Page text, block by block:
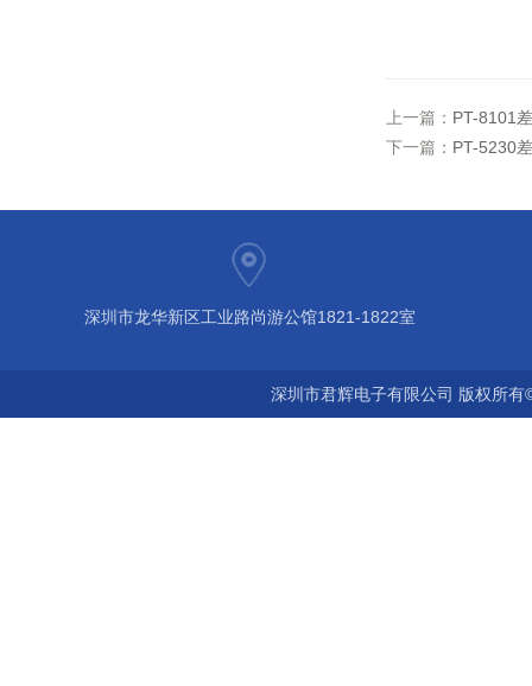
上一篇： PT-8101
下一篇： PT-5230
深圳市龙华新区工业路尚游公馆1821-1822室
深圳市君辉电子有限公司 版权所